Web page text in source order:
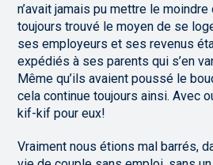
n’avait jamais pu mettre le
toujours trouvé le moyen de se
ses employeurs et ses revenus
expédiés à ses parents qui s’en
Même qu’ils avaient poussé le
cela continue toujours ainsi. Avec
kif-kif pour eux!
Vraiment nous étions mal barrés,